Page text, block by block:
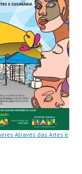
Através das Artes e